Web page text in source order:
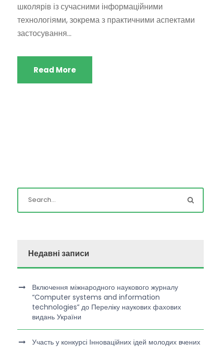
школярів із сучасними інформаційними
технологіями, зокрема з практичними аспектами
застосування...
Read More
Недавні записи
Включення міжнародного наукового журналу
“Computer systems and information
technologies” до Переліку наукових фахових
видань України
Участь у конкурсі Інноваційних ідей молодих вчених